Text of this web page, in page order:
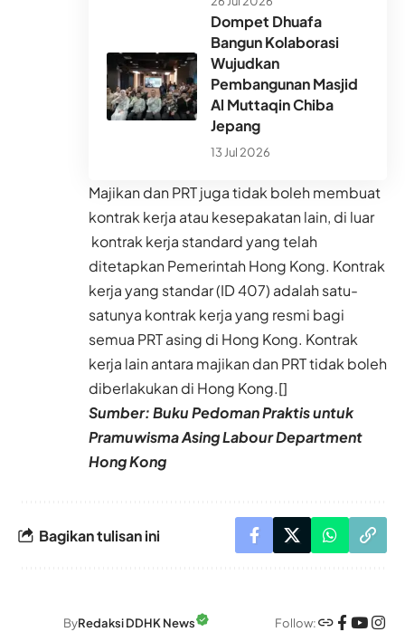
Dompet Dhuafa
Bangun Kolaborasi
Wujudkan
Pembangunan Masjid
Al Muttaqin Chiba
Jepang
13 Jul 2026
Majikan dan PRT juga tidak boleh membuat
kontrak kerja atau kesepakatan lain, di luar
kontrak kerja standard yang telah
ditetapkan Pemerintah Hong Kong. Kontrak
kerja yang standar (ID 407) adalah satu-
satunya kontrak kerja yang resmi bagi
semua PRT asing di Hong Kong. Kontrak
kerja lain antara majikan dan PRT tidak boleh
diberlakukan di Hong Kong.[]
Sumber: Buku Pedoman Praktis untuk
Pramuwisma Asing Labour Department
Hong Kong
Bagikan tulisan ini
ByRedaksi DDHK News Follow: